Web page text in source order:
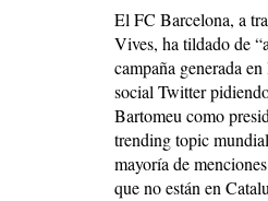
El FC Barcelona, a
Vives, ha tildado de
campaña generada
social Twitter
Bartomeu como
trending topic
mayoría de
que no están en